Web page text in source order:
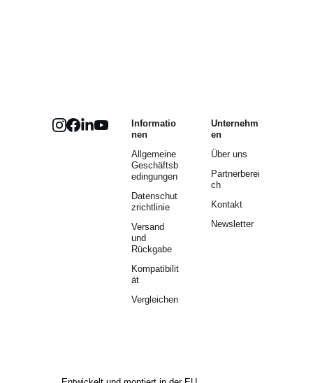
Informatio
nen
Allgemeine
Geschäftsb
edingungen
Datenschut
zrichtlinie
Versand
und
Rückgabe
Kompatibilit
ät
Vergleichen
Unternehm
en
Über uns
Partnerberei
ch
Kontakt
Newsletter